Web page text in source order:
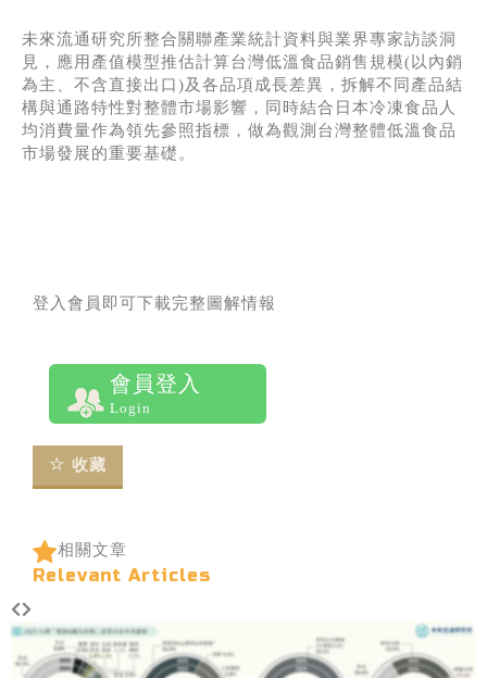
未來流通研究所整合關聯產業統計資料與業界專家訪談洞
見，應用產值模型推估計算台灣低溫食品銷售規模(以內銷
為主、不含直接出口)及各品項成長差異，拆解不同產品結
構與通路特性對整體市場影響，同時結合日本冷凍食品人
均消費量作為領先參照指標，做為觀測台灣整體低溫食品
市場發展的重要基礎。
登入會員即可下載完整圖解情報
會員登入
Login
收藏
相關文章
Relevant Articles